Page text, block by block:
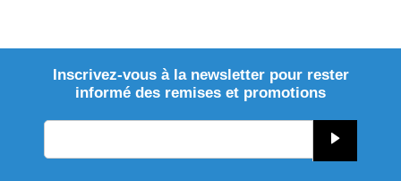
Inscrivez-vous à la newsletter pour rester
informé des remises et promotions